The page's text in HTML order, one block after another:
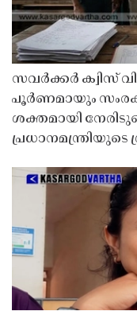
സവർക്കർ ക്വിസ്
പൂർണമായും
ശക്തമായി
പ്രധാനമന്ത്രിയുടെ